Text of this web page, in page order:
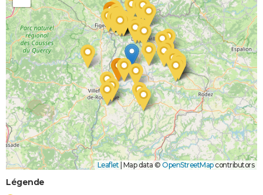
Leaflet Map data © OpenStreetMapcontributors
Légende